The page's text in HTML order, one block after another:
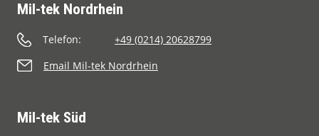
Mil-tek Nordrhein
Telefon:
+49 (0214) 20628799
Email Mil-tek Nordrhein
Mil-tek Süd